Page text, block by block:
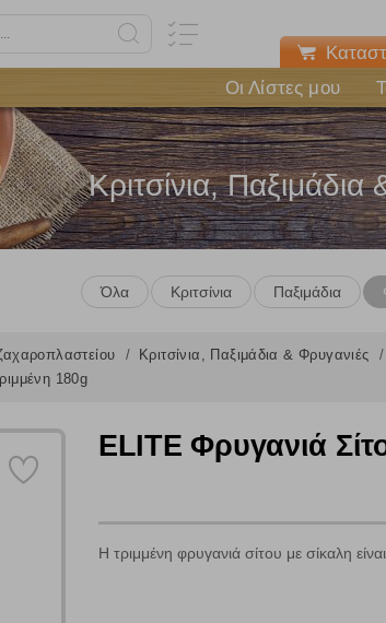
Οι Λίστες μου
Κριτσίνια, Παξιμάδια
Όλα Κριτσίνια Παξιμάδια
Κριτσίνια, Παξιμάδια & Φρυγανιές
180g
ELITE Φρυγανιά
Η τριμμένη φρυγανιά σίτου με σίκαλη